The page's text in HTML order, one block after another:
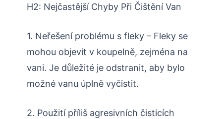
H2: Nejčastější Chyby Při Čištění Van
1. Neřešení problému s fleky – Fleky se
mohou objevit v koupelně, zejména na
vani. Je důležité je odstranit, aby bylo
možné vanu úplně vyčistit.
2. Použití příliš agresivních čisticích